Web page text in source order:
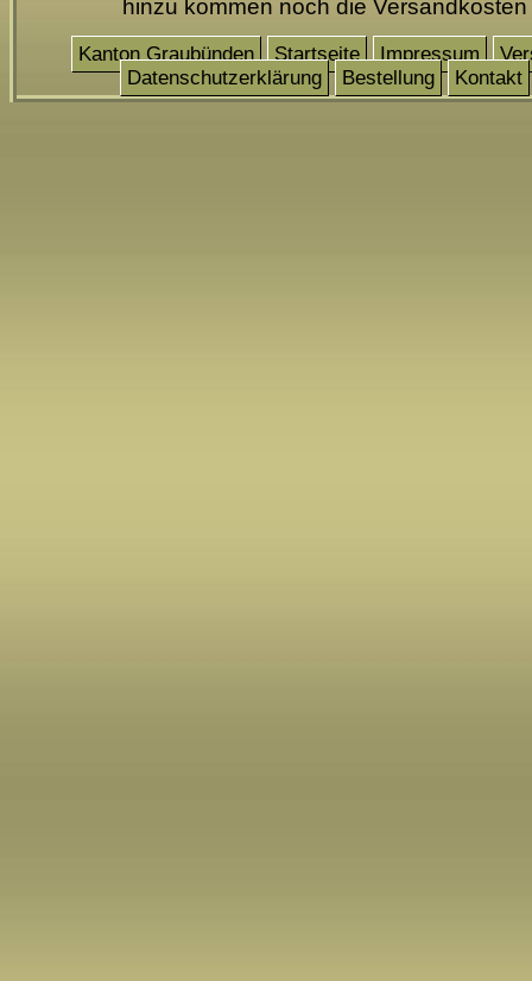
hinzu kommen noch die Versandkosten
Kanton Graubünden Startseite Impressum
Datenschutzerklärung
Bestellung Kontakt